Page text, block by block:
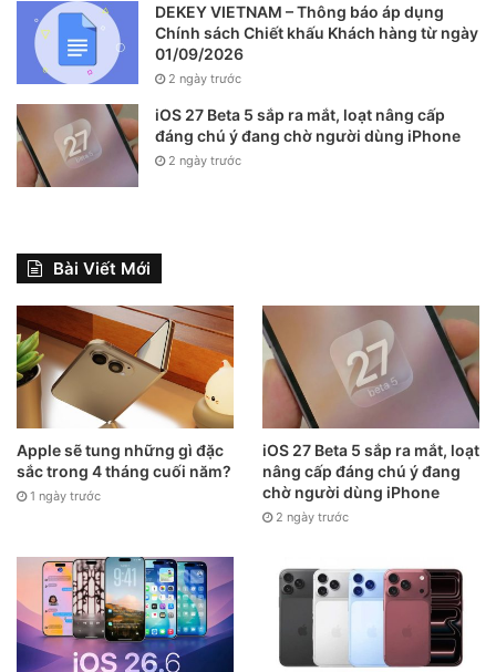
DEKEY VIETNAM – Thông báo áp dụng
Chính sách Chiết khấu Khách hàng từ ngày
01/09/2026
2 ngày trước
iOS 27 Beta 5 sắp ra mắt, loạt nâng cấp
đáng chú ý đang chờ người dùng iPhone
2 ngày trước
Bài Viết Mới
Apple sẽ tung những gì đặc
sắc trong 4 tháng cuối năm?
1 ngày trước
iOS 27 Beta 5 sắp ra mắt, loạt
nâng cấp đáng chú ý đang
chờ người dùng iPhone
2 ngày trước